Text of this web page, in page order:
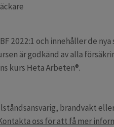
2022:1 och innehåller de
är godkänd av alla
kurs Heta Arbeten®.
brandvakt
oss för att få mer